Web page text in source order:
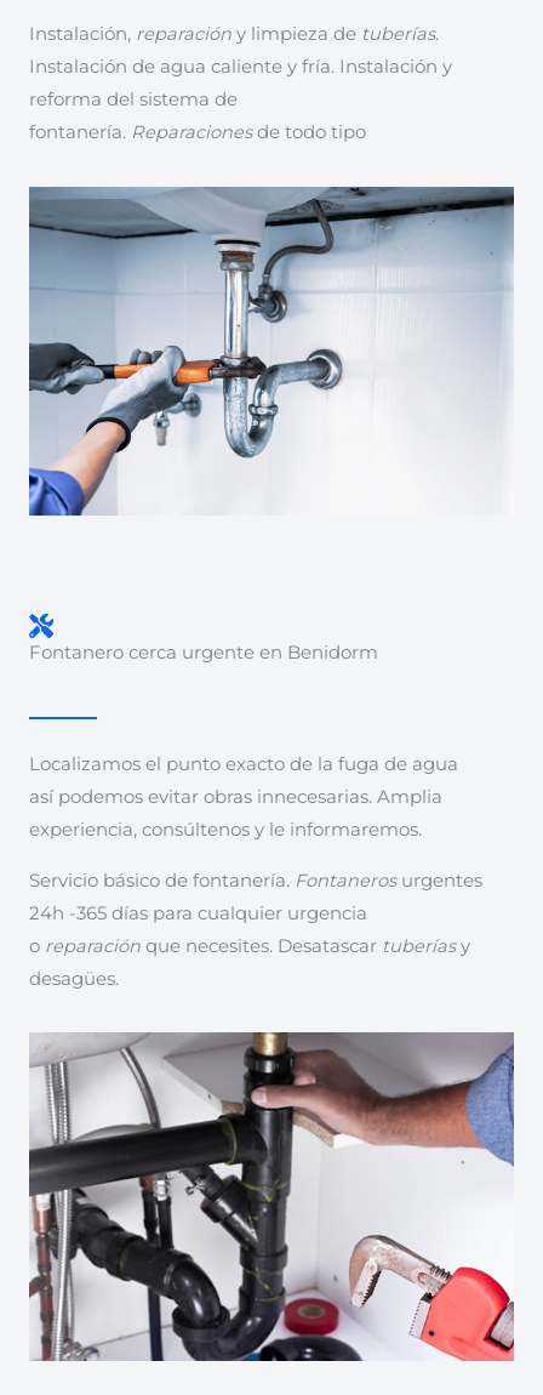
Instalación, reparación y limpieza de tuberías.
Instalación de agua caliente y fría. Instalación y
reforma del sistema de
fontanería. Reparacionesde todo tipo
Fontanero cerca urgente en Benidorm
Localizamos el punto exacto de la fuga de agua
así podemos evitar obras innecesarias. Amplia
experiencia, consúltenos y le informaremos.
Servicio básico de fontanería. Fontanerosurgentes
24h -365 días para cualquier urgencia
o reparación que necesites. Desatascar tuberíasy
desagües.